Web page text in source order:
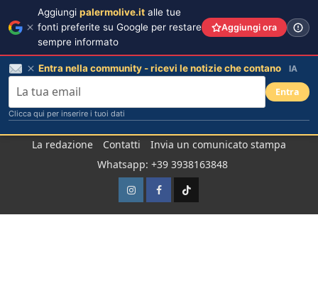
La redazione Contatti
Invia un comunicato stampa
Whatsapp: +39 3938163848
InstagramFacebook
TikTok
Aggiungi palermolive.it alle tue
fonti preferite su Google per restare
sempre informato
Aggiungi ora
Entra nella community - ricevi le notizie che contano IA
Entra
Clicca qui per inserire i tuoi dati